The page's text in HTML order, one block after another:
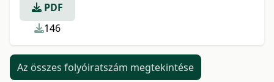
PDF
146
Az összes folyóiratszám megtekintése